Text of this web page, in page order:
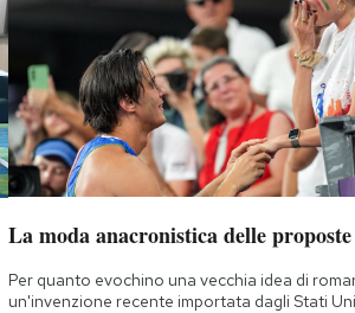
La moda anacronistica delle
Per quanto evochino una vecchia idea di
un'invenzione recente importata dagli Stati